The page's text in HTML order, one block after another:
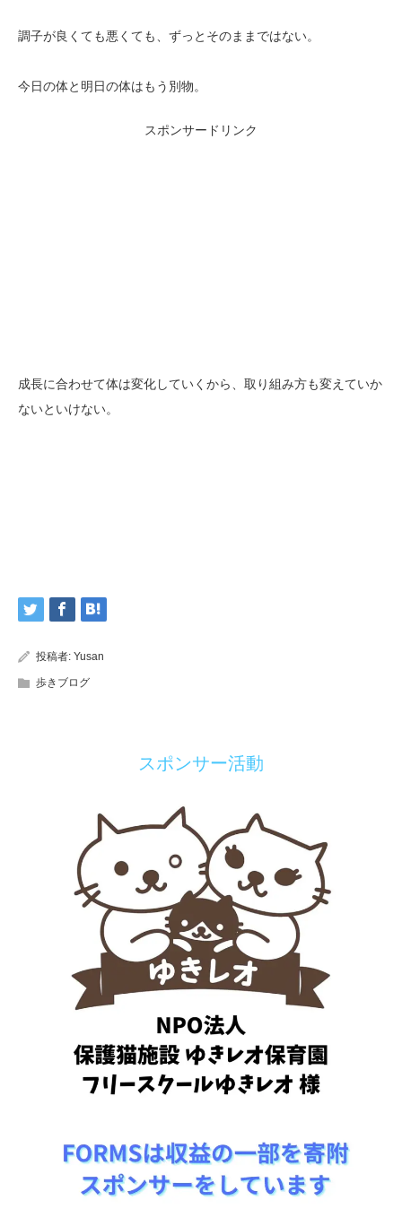
調子が良くても悪くても、ずっとそのままではない。
今日の体と明日の体はもう別物。
スポンサードリンク
成長に合わせて体は変化していくから、取り組み方も変えていか
ないといけない。
投稿者: Yusan
歩きブログ
スポンサー活動